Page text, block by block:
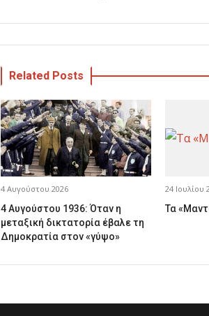
Related Posts
4 Αυγούστου 2026
4 Αυγούστου 1936: Όταν η
μεταξική δικτατορία έβαλε τη
Δημοκρατία στον «γύψο»
24 Ιουλίου
Τα